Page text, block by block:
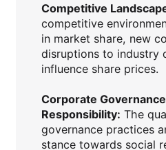
Competitive
competitive
in market share, new
disruptions to industry
influence share prices.
Corporate
Responsibility: The
governance practices
stance towards social